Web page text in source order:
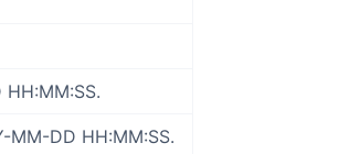
DD HH:MM:SS.